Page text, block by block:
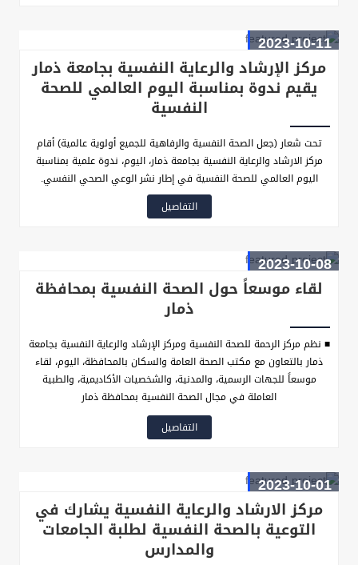
2023-10-11
مركز الإرشاد والرعاية النفسية بجامعة ذمار
يقيم ندوة بمناسبة اليوم العالمي للصحة
النفسية
تحت شعار (جعل الصحة النفسية والرفاهية للجميع أولوية عالمية) أقام
مركز الارشاد والرعاية النفسية بجامعة ذمار، اليوم، ندوة علمية بمناسبة
اليوم العالمي للصحة النفسية في إطار نشر الوعي الصحي النفسي.
التفاصيل
2023-10-08
لقاء موسعاً حول الصحة النفسية بمحافظة
ذمار
■ نظم مركز الرحمة للصحة النفسية ومركز الإرشاد والرعاية النفسية بجامعة
ذمار بالتعاون مع مكتب الصحة العامة والسكان بالمحافظة، اليوم، لقاء
موسعاً للجهات الرسمية، والمدنية، والشخصيات الأكاديمية، والطبية
العاملة في مجال الصحة النفسية بمحافظة ذمار
التفاصيل
2023-10-01
مركز الارشاد والرعاية النفسية يشارك في
التوعية بالصحة النفسية لطلبة الجامعات
والمدارس